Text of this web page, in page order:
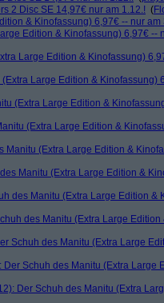
2 Disc SE 14,97€ nur am 1.12.! (
& Kinofassung) 6,97€ -- nur am
Edition & Kinofassung) 6,97€ --
Large Edition & Kinofassung)
Large Edition & Kinofassung)
(Extra Large Edition &
(Extra Large Edition &
Manitu (Extra Large Edition &
Manitu (Extra Large Edition &
des Manitu (Extra Large Edition &
des Manitu (Extra Large
Schuh des Manitu (Extra Large
Der Schuh des Manitu (Extra Large
Der Schuh des Manitu (Extra